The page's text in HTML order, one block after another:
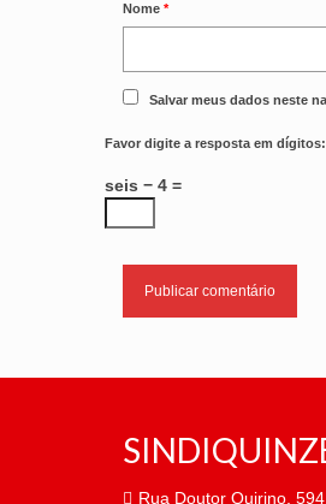
Nome *
Salvar meus dados neste
Favor digite a resposta em dígitos:
seis − 4 =
Rua Doutor Quirino, 594,